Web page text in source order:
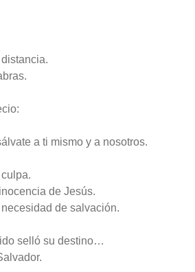
a ti mismo y a nosotros.
de Jesús.
de salvación.
selló su destino…